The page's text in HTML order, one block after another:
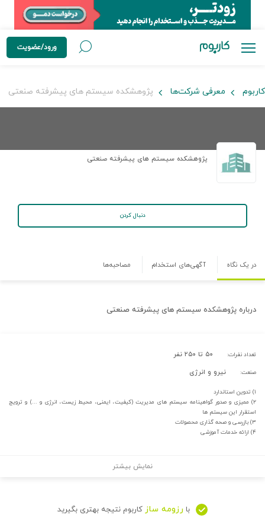
ورود/عضویت
کاربوم معرفی شرکت‌ها پژوهشکده سیستم های پیشرفته صنعتی
پژوهشکده سیستم های پیشرفته صنعتی
دنبال کردن
در یک نگاه آگهی‌های استخدام مصاحبه‌ها
درباره پژوهشکده سیستم های پیشرفته صنعتی
تعداد نفرات: ۵۰ تا ۲۵۰ نفر
صنعت: نیرو و انرژی
۱) تدوین استاندارد
۲) ممیزی و صدور گواهینامه سیستم های مدیریت (کیفیت، ایمنی، محیط زیست، انرژی و ...) و ترویج
استقرار این سیستم ها
۳) بازرسی و صحه گذاری محصولات
۴) ارائه خدمات آموزشی
نمایش بیشتر
با رزومه ساز کاربوم نتیجه بهتری بگیرید